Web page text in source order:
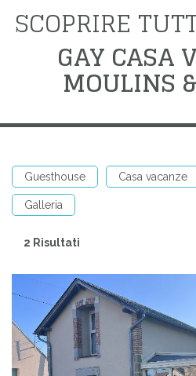
SCOPRIRE
GAY CASA
MOULINS
Guesthouse Casa vacanze
Galleria
2 Risultati